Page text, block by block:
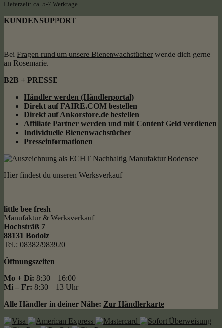
Lieferzeit: ca. 5-7 Werktage
KUNDENSUPPORT
Bei Fragen rund um unsere Bienenwachstücher wende dich gerne
an Rosemarie.
B2B + PRESSE
Händler werden (Händlerportal)
Direkt auf FAIRE.COM bestellen
Direkt auf Ankorstore.de bestellen
Affiliate Partner werden und mit Content Geld verdienen
Individuelle Bienenwachstücher
Presseinformationen
Hier findest du unseren Werksverkauf
little bee fresh
Manufaktur & Werksverkauf
Hochsträß 7
88131 Bodolz
Tel.: 08382/983920
Öffnungszeiten
Mo + Di: 8:30 – 16:00
Mi – Fr: 8:30 – 13 Uhr
Alle Händler in deiner Nähe: Zur Händlerkarte